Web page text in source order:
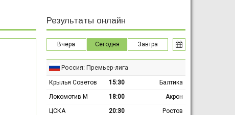
Результаты онлайн
Вчера Сегодня Завтра
Россия: Премьер-лига
Крылья Советов 15:30
Балтика
Локомотив М
18:00
Акрон
ЦСКА
20:30 Ростов